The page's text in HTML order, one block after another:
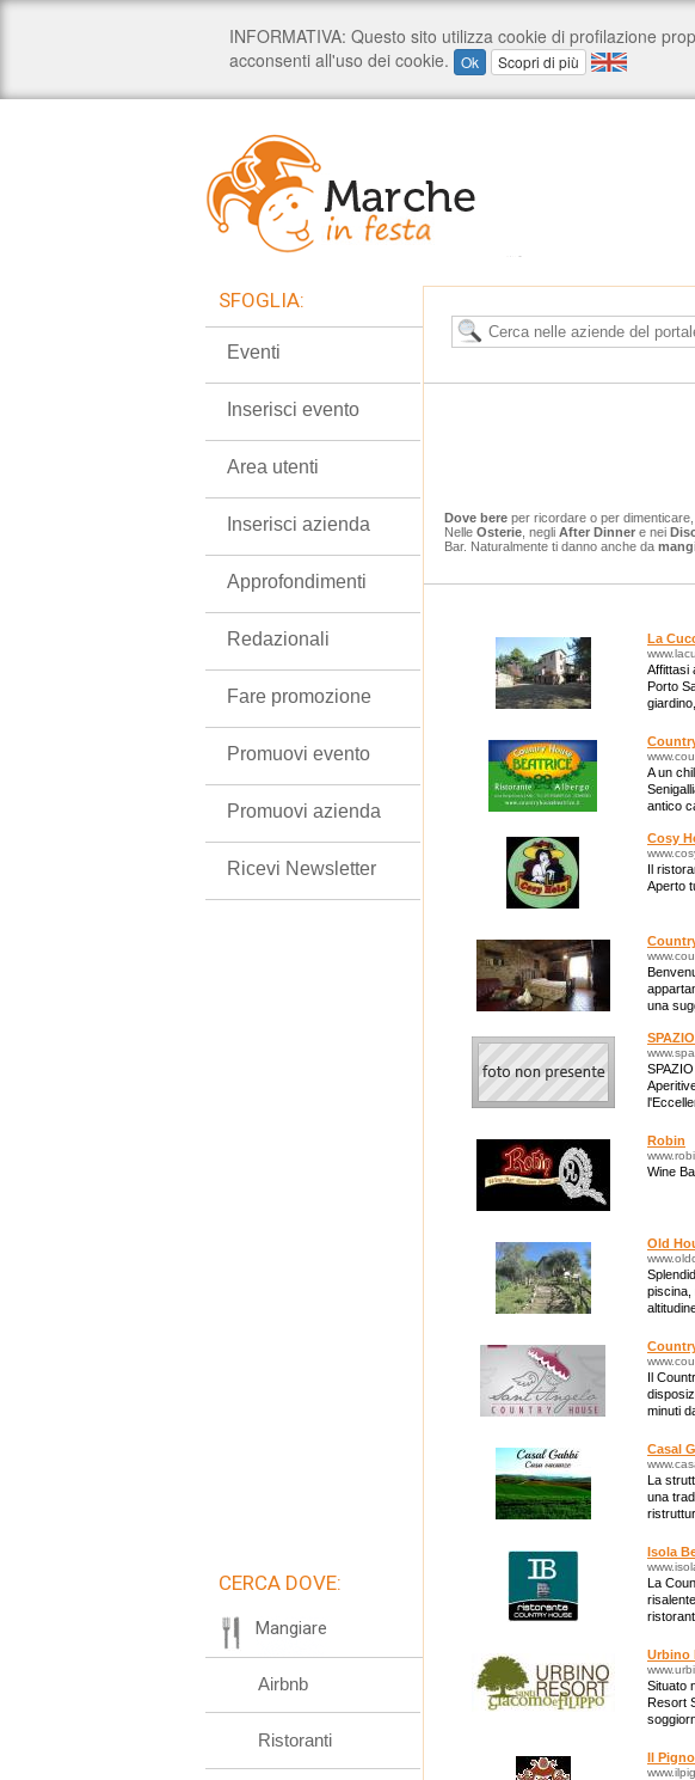
Dove bere per ricordare o per
Nelle Osterie , negli After Dinner e nei
Bar. Naturalmente ti danno anche da
La
Affittasi
Porto
A un
antico
Cosy
Il
Aperto
una
Robin
Wine
Old
piscina,
Il
minuti
Casal
La
una
Isola
La
Urbino
Situato
Resort
Il
SFOGLIA:
Eventi
Inserisci evento
Area utenti
Inserisci azienda
Approfondimenti
Redazionali
Fare promozione
Promuovi evento
Promuovi azienda
Ricevi Newsletter
CERCA DOVE:
Mangiare
Airbnb
Ristoranti